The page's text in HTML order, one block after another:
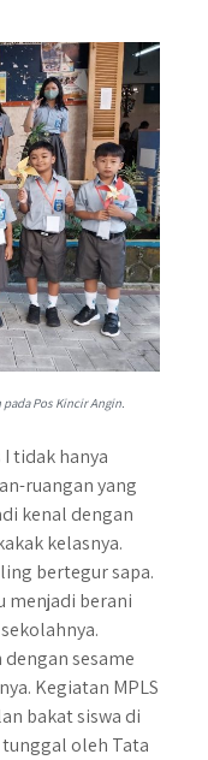
Pos Kincir Angin.
tidak hanya
ruangan yang
kenal dengan
kelasnya.
bertegur sapa.
menjadi berani
sesame
Kegiatan MPLS
bakat siswa di
oleh Tata